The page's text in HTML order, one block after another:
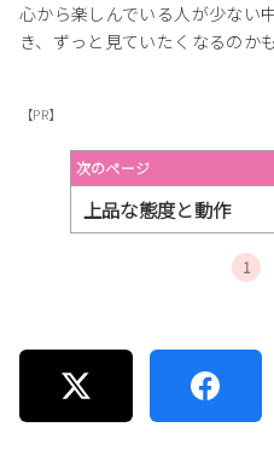
心から楽しんでいる人が少ない
き、ずっと見ていたくなるのか
【PR】
次のページ
上品な態度と動作
1